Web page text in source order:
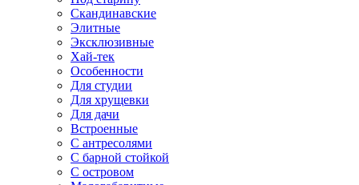
Скандинавские
Элитные
Эксклюзивные
Хай-тек
Особенности
Для студии
Для хрущевки
Для дачи
Встроенные
С антресолями
С барной стойкой
С островом